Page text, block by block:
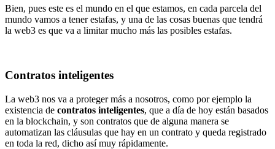
Bien, pues este es el mundo en el que estamos, en cada parcela del
mundo vamos a tener estafas, y una de las cosas buenas que tendrá
la web3 es que va a limitar mucho más las posibles estafas.
Contratos inteligentes
La web3 nos va a proteger más a nosotros, como por ejemplo la
existencia de contratos inteligentes, que a día de hoy están basados
en la blockchain, y son contratos que de alguna manera se
automatizan las cláusulas que hay en un contrato y queda registrado
en toda la red, dicho así muy rápidamente.